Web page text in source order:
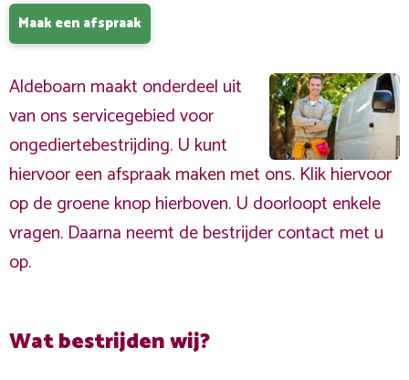
Maak een afspraak
Aldeboarn maakt onderdeel uit
van ons servicegebied voor
ongediertebestrijding. U kunt
hiervoor een afspraak maken met ons. Klik hiervoor
op de groene knop hierboven. U doorloopt enkele
vragen. Daarna neemt de bestrijder contact met u
op.
Wat bestrijden wij?